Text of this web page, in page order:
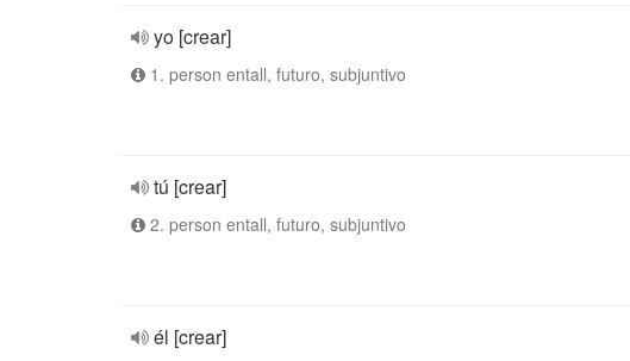
yo [crear]
1. person entall, futuro, subjuntivo
tú [crear]
2. person entall, futuro, subjuntivo
él [crear]